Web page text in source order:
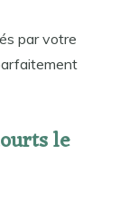
par votre
le